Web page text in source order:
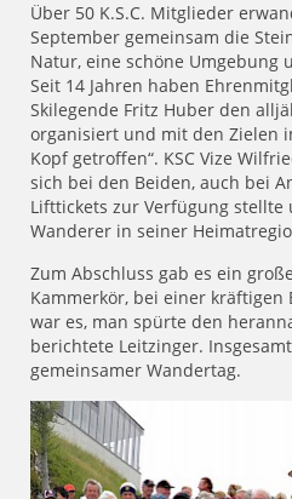
Über 50 K.S.C. Mitglieder
September gemeinsam die
Natur, eine schöne Umgebung
Seit 14 Jahren haben
Skilegende Fritz Huber den
organisiert und mit den Zielen
Kopf getroffen“. KSC Vize
sich bei den Beiden, auch bei
Lifttickets zur Verfügung stellte
Wanderer in seiner
Zum Abschluss gab es ein
Kammerkör, bei einer kräftigen
war es, man spürte den
berichtete Leitzinger.
gemeinsamer Wandertag.